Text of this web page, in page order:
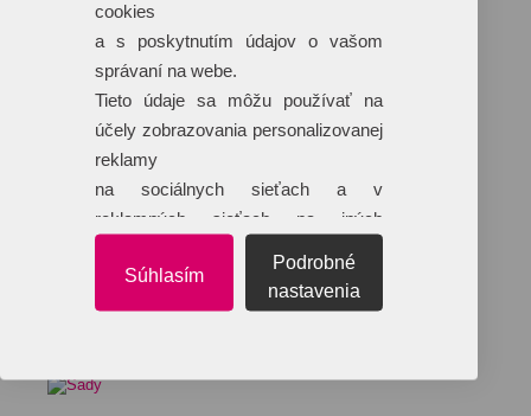
cookies
a s poskytnutím údajov o vašom
správaní na webe.
Tieto údaje sa môžu používať na
účely zobrazovania personalizovanej
reklamy
na sociálnych sieťach a v
reklamných sieťach na iných
Súhlasím
Podrobné
nastavenia